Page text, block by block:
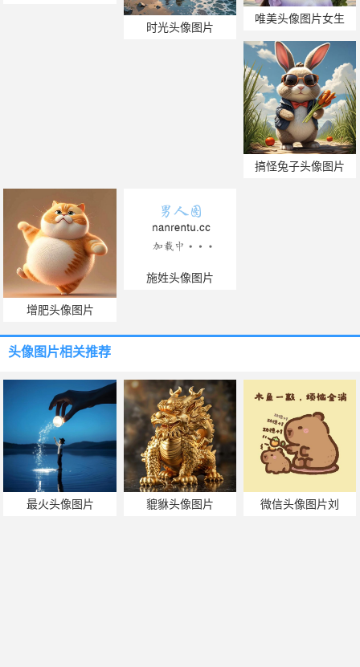
时光头像图片
唯美头像图片女生
搞怪兔子头像图片
增肥头像图片
施姓头像图片
头像图片相关推荐
最火头像图片 貔貅头像图片 微信头像图片刘